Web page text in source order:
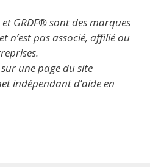
GRDF® sont des marques
n’est pas associé, affilié ou
une page du site
indépendant d’aide en